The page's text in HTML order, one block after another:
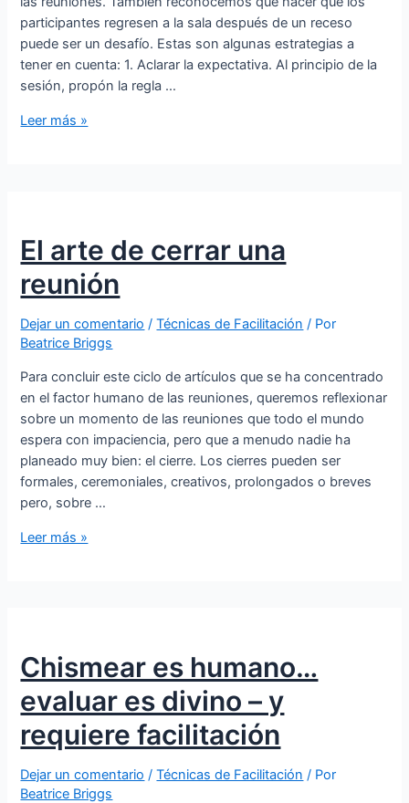
participantes regresen a la sala después de un receso
puede ser un desafío. Estas son algunas estrategias a
tener en cuenta: 1. Aclarar la expectativa. Al principio de la
sesión, propón la regla …
Leer más »
El arte de cerrar una
reunión
Dejar un comentario /Técnicas de Facilitación / Por
Beatrice Briggs
Para concluir este ciclo de artículos que se ha concentrado
en el factor humano de las reuniones, queremos reflexionar
sobre un momento de las reuniones que todo el mundo
espera con impaciencia, pero que a menudo nadie ha
planeado muy bien: el cierre. Los cierres pueden ser
formales, ceremoniales, creativos, prolongados o breves
pero, sobre …
Leer más »
Chismear es humano…
evaluar es divino – y
requiere facilitación
Dejar un comentario /Técnicas de Facilitación / Por
Beatrice Briggs